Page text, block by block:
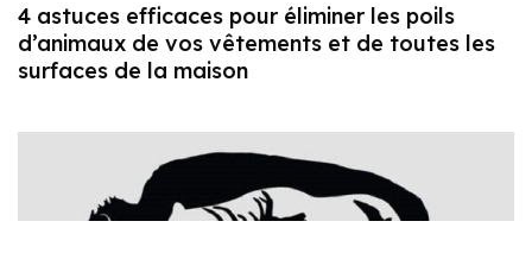
4 astuces efficaces pour éliminer les poils
d’animaux de vos vêtements et de toutes les
surfaces de la maison